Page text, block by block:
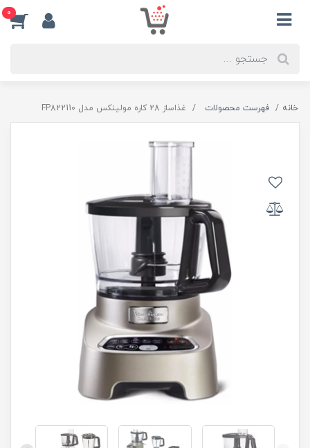
0
خانه فهرست محصولات غذاساز 28 کاره مولینکس مدل FP822110